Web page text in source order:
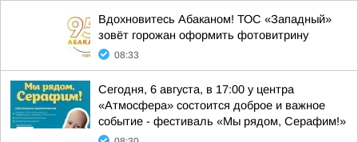
Вдохновитесь Абаканом! ТОС «Западный»
зовёт горожан оформить фотовитрину
08:33
Сегодня, 6 августа, в 17:00 у центра
«Атмосфера» состоится доброе и важное
событие - фестиваль «Мы рядом, Серафим!»